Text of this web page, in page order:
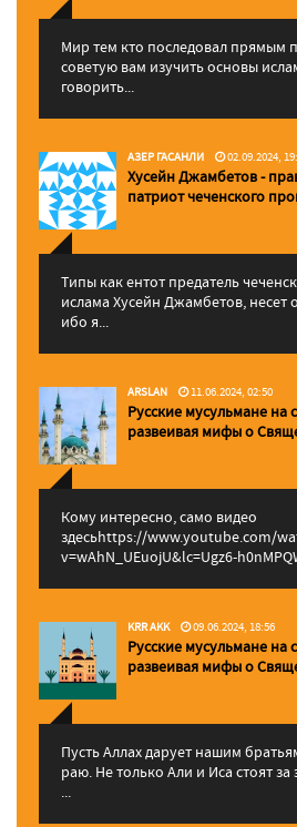
Мир тем кто последовал прямым
советую вам изучить основы
говорить...
АЗЕР ГАСАНЛИ 02.09.2024,
Хусейн Джамбетов -
патриот чеченского
Типы как ентот предатель
ислама Хусейн Джамбетов, несет
ибо я...
ARSLAN 11.06.2024, 02:50
Русские мусульмане на
pазвеивая мифы о
Кому интересно, само видео
здесьhttps://www.youtube.com/
v=wAhN_UEuojU&lc=Ugz6-
KRR AKK 09.06.2024, 18:56
Русские мусульмане на
pазвеивая мифы о
Пусть Аллах дарует нашим
раю. Не только Али и Иса стоят
...